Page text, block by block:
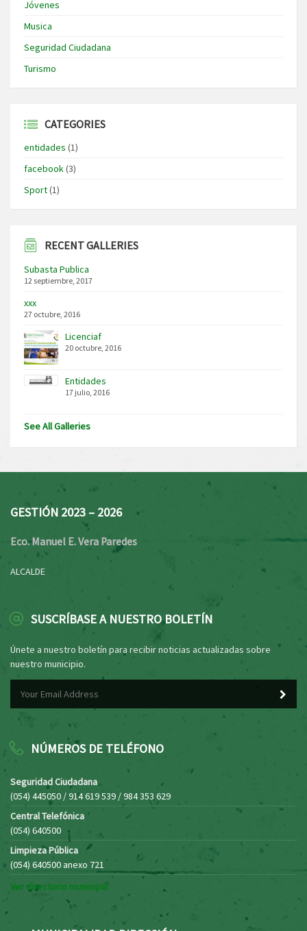
Jóvenes
Musica
Seguridad Ciudadana
Turismo
CATEGORIES
entidades (1)
facebook(3)
Sport(1)
RECENT GALLERIES
Subasta Publica
12 septiembre, 2017
xxx
27 octubre, 2016
Licenciaf
20 octubre, 2016
Entidades
17 julio, 2016
See All Galleries
GESTIÓN 2023 – 2026
Eco. Manuel E. Vera Paredes
ALCALDE
SUSCRÍBASE A NUESTRO BOLETÍN
Únete a nuestro boletín para recibir noticias actualizadas sobre
nuestro municipio.
NÚMEROS DE TELÉFONO
Seguridad Ciudadana
(054) 445050 / 914 619 539 / 984 353 629
Central Telefónica
(054) 640500
Limpieza Pública
(054) 640500 anexo 721
Ver directorio municipal